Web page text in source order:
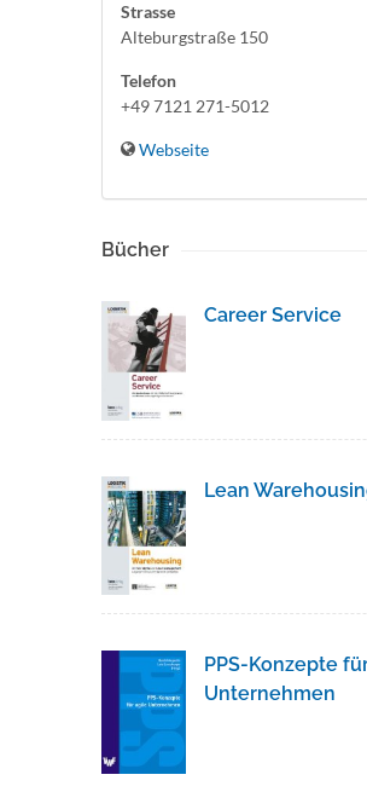
Strasse
Alteburgstraße 150
Telefon
+49 7121 271-5012
Webseite
Bücher
Career Service
Lean
PPS-Konzepte
Unternehmen